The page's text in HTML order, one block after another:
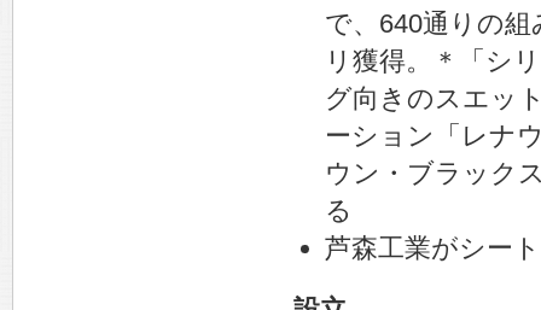
で、640通りの
リ獲得。＊「シ
グ向きのスエッ
ーション「レナ
ウン・ブラック
る
芦森工業がシー